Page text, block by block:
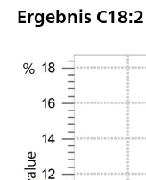
Ergebnis